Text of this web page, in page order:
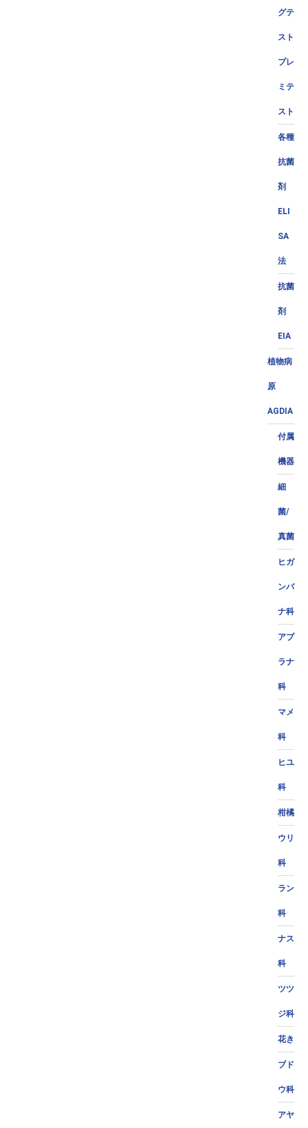
グテ
スト
プレ
ミテ
スト
各種
抗菌
剤
ELI
SA
法
抗菌
剤
EIA
植物病
原
AGDIA
付属
機器
細
菌/
真菌
ヒガ
ンバ
ナ科
アブ
ラナ
科
マメ
科
ヒユ
科
柑橘
ウリ
科
ラン
科
ナス
科
ツツ
ジ科
花き
ブド
ウ科
アヤ